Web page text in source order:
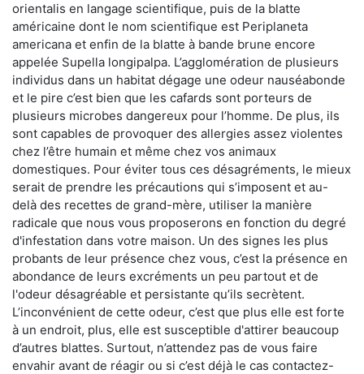
orientalis en langage scientifique, puis de la blatte
américaine dont le nom scientifique est Periplaneta
americana et enfin de la blatte à bande brune encore
appelée Supella longipalpa. L’agglomération de plusieurs
individus dans un habitat dégage une odeur nauséabonde
et le pire c’est bien que les cafards sont porteurs de
plusieurs microbes dangereux pour l’homme. De plus, ils
sont capables de provoquer des allergies assez violentes
chez l’être humain et même chez vos animaux
domestiques. Pour éviter tous ces désagréments, le mieux
serait de prendre les précautions qui s’imposent et au-
delà des recettes de grand-mère, utiliser la manière
radicale que nous vous proposerons en fonction du degré
d'infestation dans votre maison. Un des signes les plus
probants de leur présence chez vous, c’est la présence en
abondance de leurs excréments un peu partout et de
l'odeur désagréable et persistante qu’ils secrètent.
L’inconvénient de cette odeur, c’est que plus elle est forte
à un endroit, plus, elle est susceptible d'attirer beaucoup
d’autres blattes. Surtout, n’attendez pas de vous faire
envahir avant de réagir ou si c’est déjà le cas contactez-